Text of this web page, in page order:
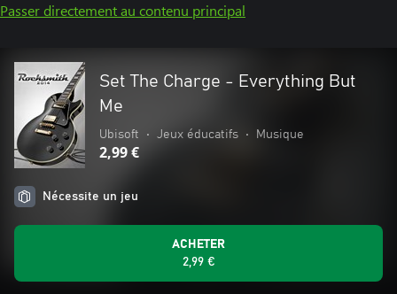
Passer directement au contenu principal
Set The Charge - Everything But
Me
Ubisoft • Jeux éducatifs • Musique
2,99 €
Nécessite un jeu
ACHETER
2,99 €